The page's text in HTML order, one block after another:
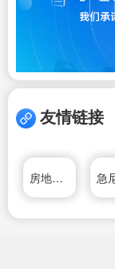
友情链接
房地产E网